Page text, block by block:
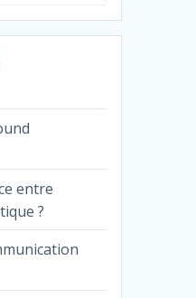
entre
?